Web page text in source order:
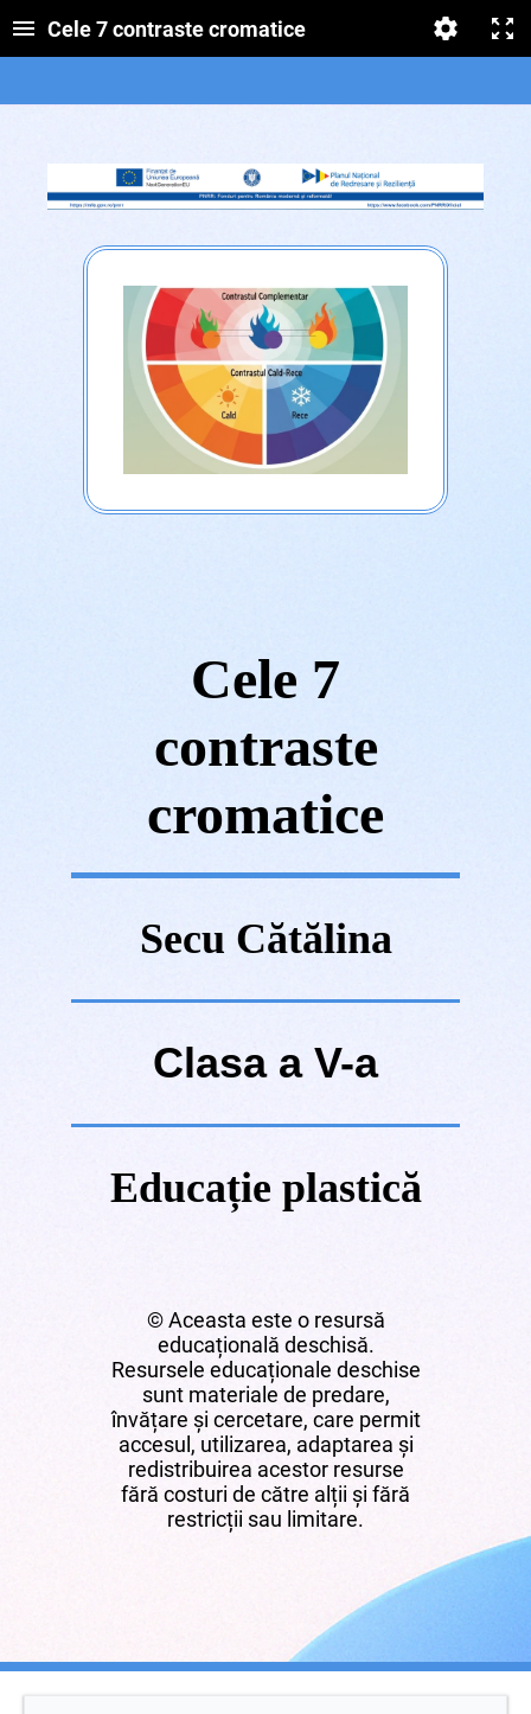
Cele 7 contraste cromatice
Cele 7
contraste
cromatice
Secu Cătălina
Clasa a V-a
Educație plastică
© Aceasta este o resursă
educațională deschisă.
Resursele educaționale deschise
sunt materiale de predare,
învățare și cercetare, care permit
accesul, utilizarea, adaptarea și
redistribuirea acestor resurse
fără costuri de către alții și fără
restricții sau limitare.